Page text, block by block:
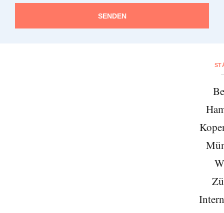
SENDEN